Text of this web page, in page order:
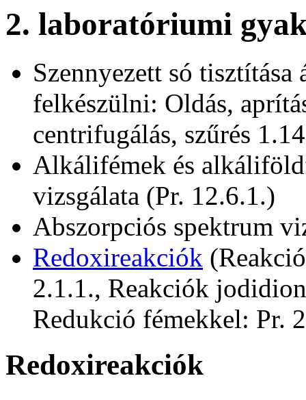
2. laboratóriumi
Szennyezett só
felkészülni: Oldás,
centrifugálás, szűrés
Alkálifémek és
vizsgálata (Pr. 12.6.1.)
Abszorpciós spektrum
Redoxireakciók
2.1.1., Reakciók
Redukció fémekkel: Pr.
Redoxireakciók